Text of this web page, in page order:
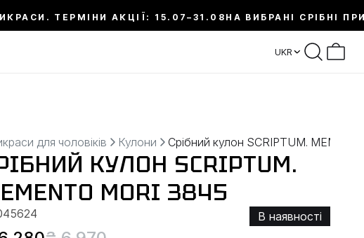
ТЕРМІНИ АКЦІЇ: 15.07–31.08 НА ВИБРАНІ СРІБНІ
UKR
для чоловіків Кулони Срібний кулон SCRIPTUM.
КУЛОН SCRIPTUM.
MORI 3845
В наявності